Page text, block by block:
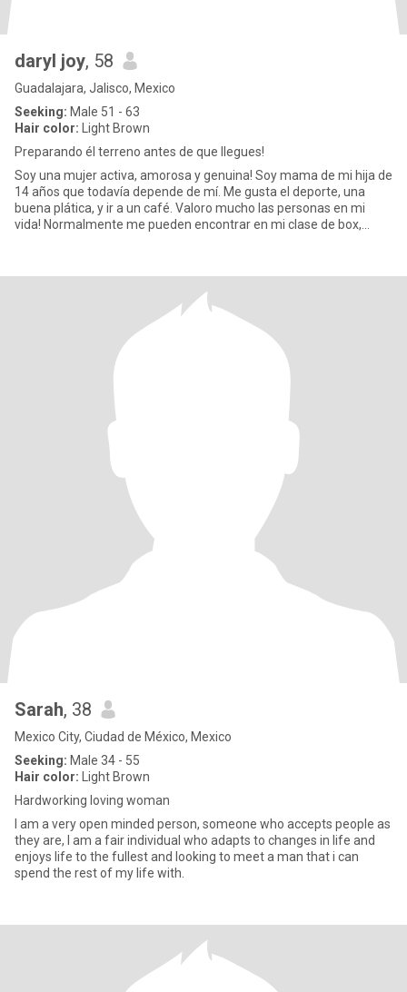
daryl joy, 58
Guadalajara, Jalisco, Mexico
Seeking: Male 51 - 63
Hair color: Light Brown
Preparando él terreno antes de que llegues!
Soy una mujer activa, amorosa y genuina! Soy mama de mi hija de
14 años que todavía depende de mí. Me gusta el deporte, una
buena plática, y ir a un café. Valoro mucho las personas en mi
vida! Normalmente me pueden encontrar en mi clase de box,
Sarah, 38
Mexico City, Ciudad de México, Mexico
Seeking: Male 34 - 55
Hair color: Light Brown
Hardworking loving woman
I am a very open minded person, someone who accepts people as
they are, I am a fair individual who adapts to changes in life and
enjoys life to the fullest and looking to meet a man that i can
spend the rest of my life with.